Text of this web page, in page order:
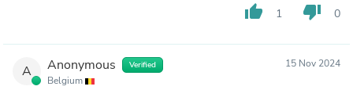
thumb_up 1 thumb_down 0
A Anonymous Verified
Belgium
15 Nov 2024